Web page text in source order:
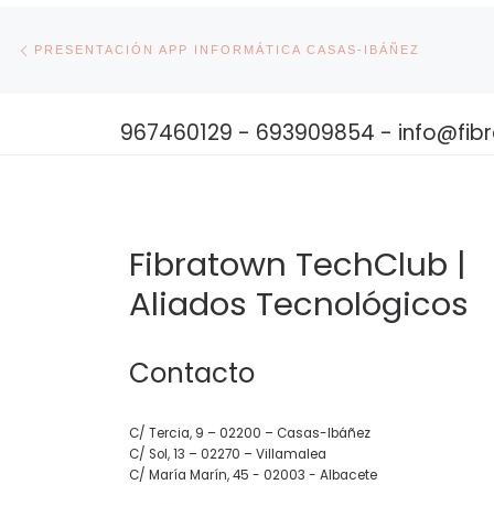
Navegación de entradas
PRESENTACIÓN APP INFORMÁTICA CASAS-IBÁÑEZ
967460129 - 693909854 -
Fibratown TechClub |
Aliados Tecnológicos
Contacto
C/ Tercia, 9 – 02200 – Casas-Ibáñez
C/ Sol, 13 – 02270 – Villamalea
C/ María Marín, 45 - 02003 - Albacete